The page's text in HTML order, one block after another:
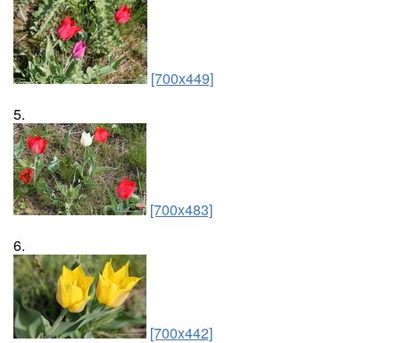
[700x449]
5.
[700x483]
6.
[700x442]